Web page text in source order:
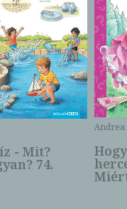
- Mit?
74.
Andrea